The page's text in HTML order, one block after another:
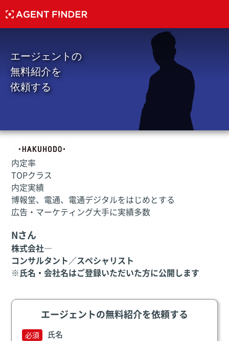
エージェントの
無料紹介を
依頼する
内定率
TOPクラス
内定実績
博報堂、電通、電通デジタルをはじめとする
広告・マーケティング大手に実績多数
Nさん
株式会社―
コンサルタント／スペシャリスト
※氏名・会社名はご登録いただいた方に公開します
エージェントの無料紹介を依頼する
氏名